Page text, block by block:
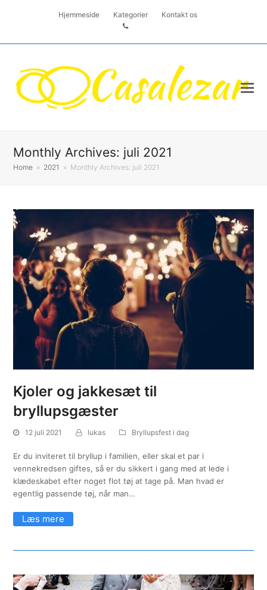
Hjemmeside Kategorier Kontakt os
Monthly Archives: juli 2021
Home » 2021 » Monthly Archives: juli 2021
Kjoler og jakkesæt til
bryllupsgæster
12 juli 2021 lukas Bryllupsfest i dag
Er du inviteret til bryllup i familien, eller skal et par i
vennekredsen giftes, så er du sikkert i gang med at lede i
klædeskabet efter noget flot tøj at tage på. Man hvad er
egentlig passende tøj, når man…